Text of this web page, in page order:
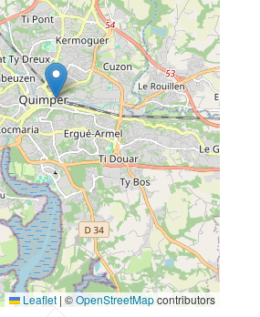
Leaflet | ©OpenStreetMapcontributors